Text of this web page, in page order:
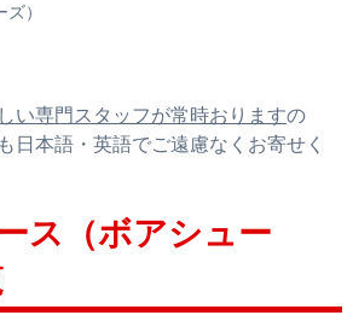
）
い専門スタッフが常時おりますの
日本語・英語でご遠慮なくお寄せく
ス（ボアシュー